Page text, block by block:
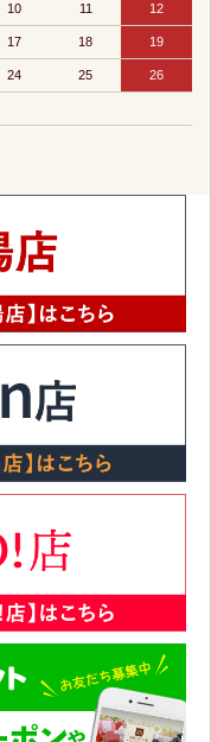
10 11 12
17 18 19
24 25 26